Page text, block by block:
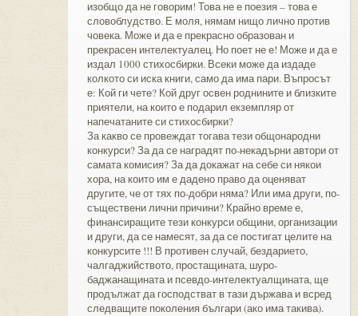
изобщо да не говорим! Това не е поезия – това е
словоблудство. Е моля, нямам нищо лично против
човека. Може и да е прекрасно образован и
прекрасен интелектуалец. Но поет не е! Може и да е
издал 1000 стихосбирки. Всеки може да издаде
колкото си иска книги, само да има пари. Въпросът
е: Кой ги чете? Кой друг освен роднините и близките
приятели, на които е подарил екземпляр от
напечатаните си стихосбирки?
За какво се провеждат тогава тези общонародни
конкурси? За да се наградят по-некадърни автори от
самата комисия? За да докажат на себе си някои
хора, на които им е дадено право да оценяват
другите, че от тях по-добри няма? Или има други, по-
съществени лични причини? Крайно време е,
финансиращите тези конкурси общини, организации
и други, да се намесят, за да се постигат целите на
конкурсите !!! В противен случай, бездарието,
чалгаджийството, простащината, шуро-
баджанащината и псевдо-интелектуалщината, ще
продължат да господстват в тази държава и всред
следващите поколения българи (ако има такива).